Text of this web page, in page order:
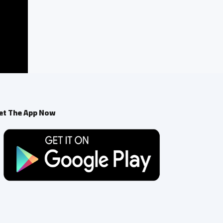
The App Now